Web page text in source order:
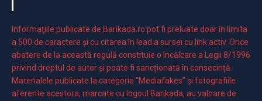
Informaţiile publicate de Barikada.ro pot fi preluate doar în limita
a 500 de caractere şi cu citarea în lead a sursei cu link activ. Orice
abatere de la această regulă constituie o încălcare a Legii 8/1996
privind dreptul de autor și poate fi sancționată în consecință.
Materialele publicate la categoria ”Mediafakes” și fotografiile
aferente acestora, marcate cu logoul Barikada, au valoare de